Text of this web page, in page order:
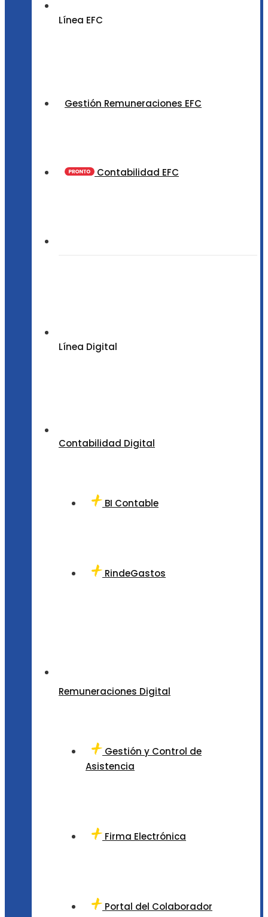
Línea EFC
Gestión Remuneraciones EFC
Contabilidad EFC
Línea Digital
Contabilidad Digital
BI Contable
RindeGastos
Remuneraciones Digital
Gestión y Control de
Asistencia
Firma Electrónica
Portal del Colaborador